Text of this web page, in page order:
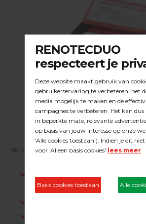
Merk: DUOLINE| Artikelnummer:23.09.050
dezelfde werkdag
Gratis verzending in NL